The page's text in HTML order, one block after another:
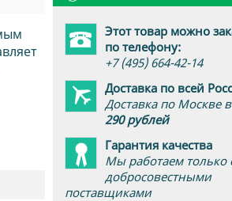
Этот товар можно
по телефону:
+7 (495) 664-42-14
Доставка по всей
Доставка по Москве
290 рублей
Гарантия качества
Мы работаем только
добросовестными
поставщиками